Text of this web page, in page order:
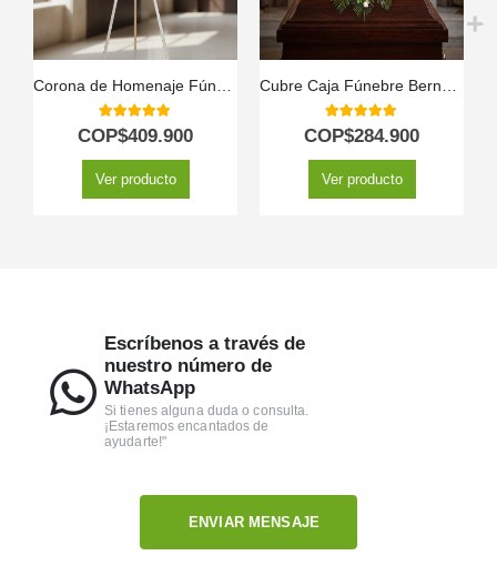
5.00out of 5
COP$409.900
Ver producto
5.00out of 5
COP$284.900
Ver producto
Escríbenos a través de
nuestro número de
WhatsApp
Si tienes alguna duda o consulta.
¡Estaremos encantados de
ayudarte!"
ENVIAR MENSAJE